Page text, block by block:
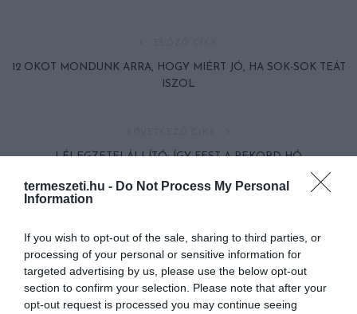
termeszeti.hu - Do Not Process My Personal
Information
If you wish to opt-out of the sale, sharing to third parties, or
processing of your personal or sensitive information for
targeted advertising by us, please use the below opt-out
section to confirm your selection. Please note that after your
opt-out request is processed you may continue seeing
12 OKOT MONDUNK ARRA, HOGY MIÉRT JÓ, HA SOK-SOK TEÁT
ISZOL
LÉLEGZETELÁLLÍTÓ: ÍGY FEST A REKORD-HÓ
HASONLÓ ÉRDEKESSÉGEK